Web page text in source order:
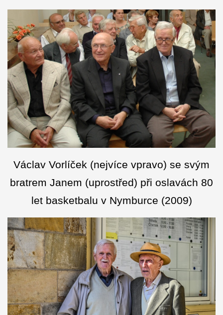
Václav Vorlíček (nejvíce vpravo) se svým
bratrem Janem (uprostřed) při oslavách 80
let basketbalu v Nymburce (2009)